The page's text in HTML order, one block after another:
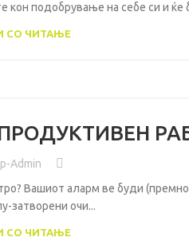
подобрување на себе си и ќе
СО ЧИТАЊЕ
Admin
Вашиот аларм ве буди
затворени очи...
СО ЧИТАЊЕ